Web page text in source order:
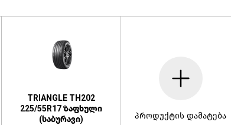
TRIANGLE TH202
225/55R17 ზაფხული
(საბურავი)
პროდუქტის დამატება